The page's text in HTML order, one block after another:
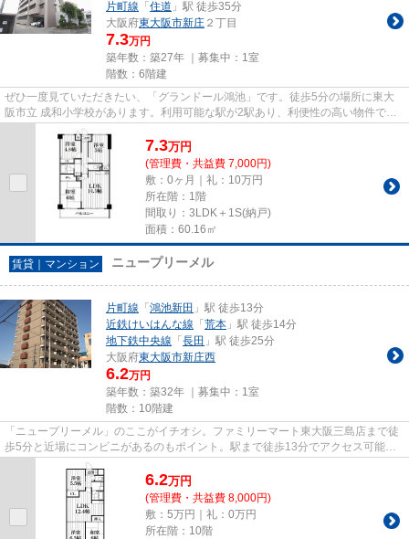
片町線 「 住道 」駅 徒歩35分
大阪府東大阪市新庄 ２丁目
7.3万円
築年数：築27年 ｜募集中： 1室
階数：6階建
ぜひ一度見ていただきたい、「グランドール鴻池」です。徒歩5分の場所に東大
阪市立 成和小学校があります。利用可能な駅が2駅あり、利便性の高い物件で
す。こちらの物件は、駅へも徒歩...
7.3万円
(管理費・共益費 7,000円)
敷：0ヶ月｜礼：10万円
所在階：1階
間取り：3LDK＋1S(納戸)
面積：60.16㎡
賃貸｜マンション ニュープリーメル
片町線 「 鴻池新田 」駅 徒歩13分
近鉄けいはんな線 「 荒本 」駅 徒歩14分
地下鉄中央線 「 長田 」駅 徒歩25分
大阪府東大阪市新庄西
6.2万円
築年数：築32年 ｜募集中： 1室
階数：10階建
「ニュープリーメル」のここがイチオシ。ファミリーマート東大阪三島店まで徒
歩5分と近場にコンビニがあるのもポイント。駅まで徒歩13分でアクセス可能な
物件です。利用可能な駅が2駅...
6.2万円
(管理費・共益費 8,000円)
敷：5万円｜礼：0万円
所在階：10階